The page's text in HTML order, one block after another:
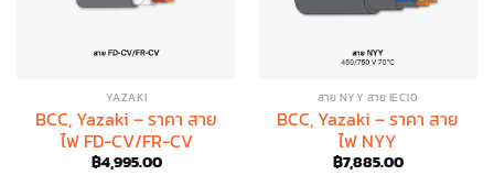
YAZAKI
BCC, Yazaki – ราคา สาย
ไฟ FD-CV/FR-CV
฿4,995.00
สาย NYY สาย IEC10
BCC, Yazaki – ราคา สาย
ไฟ NYY
฿7,885.00